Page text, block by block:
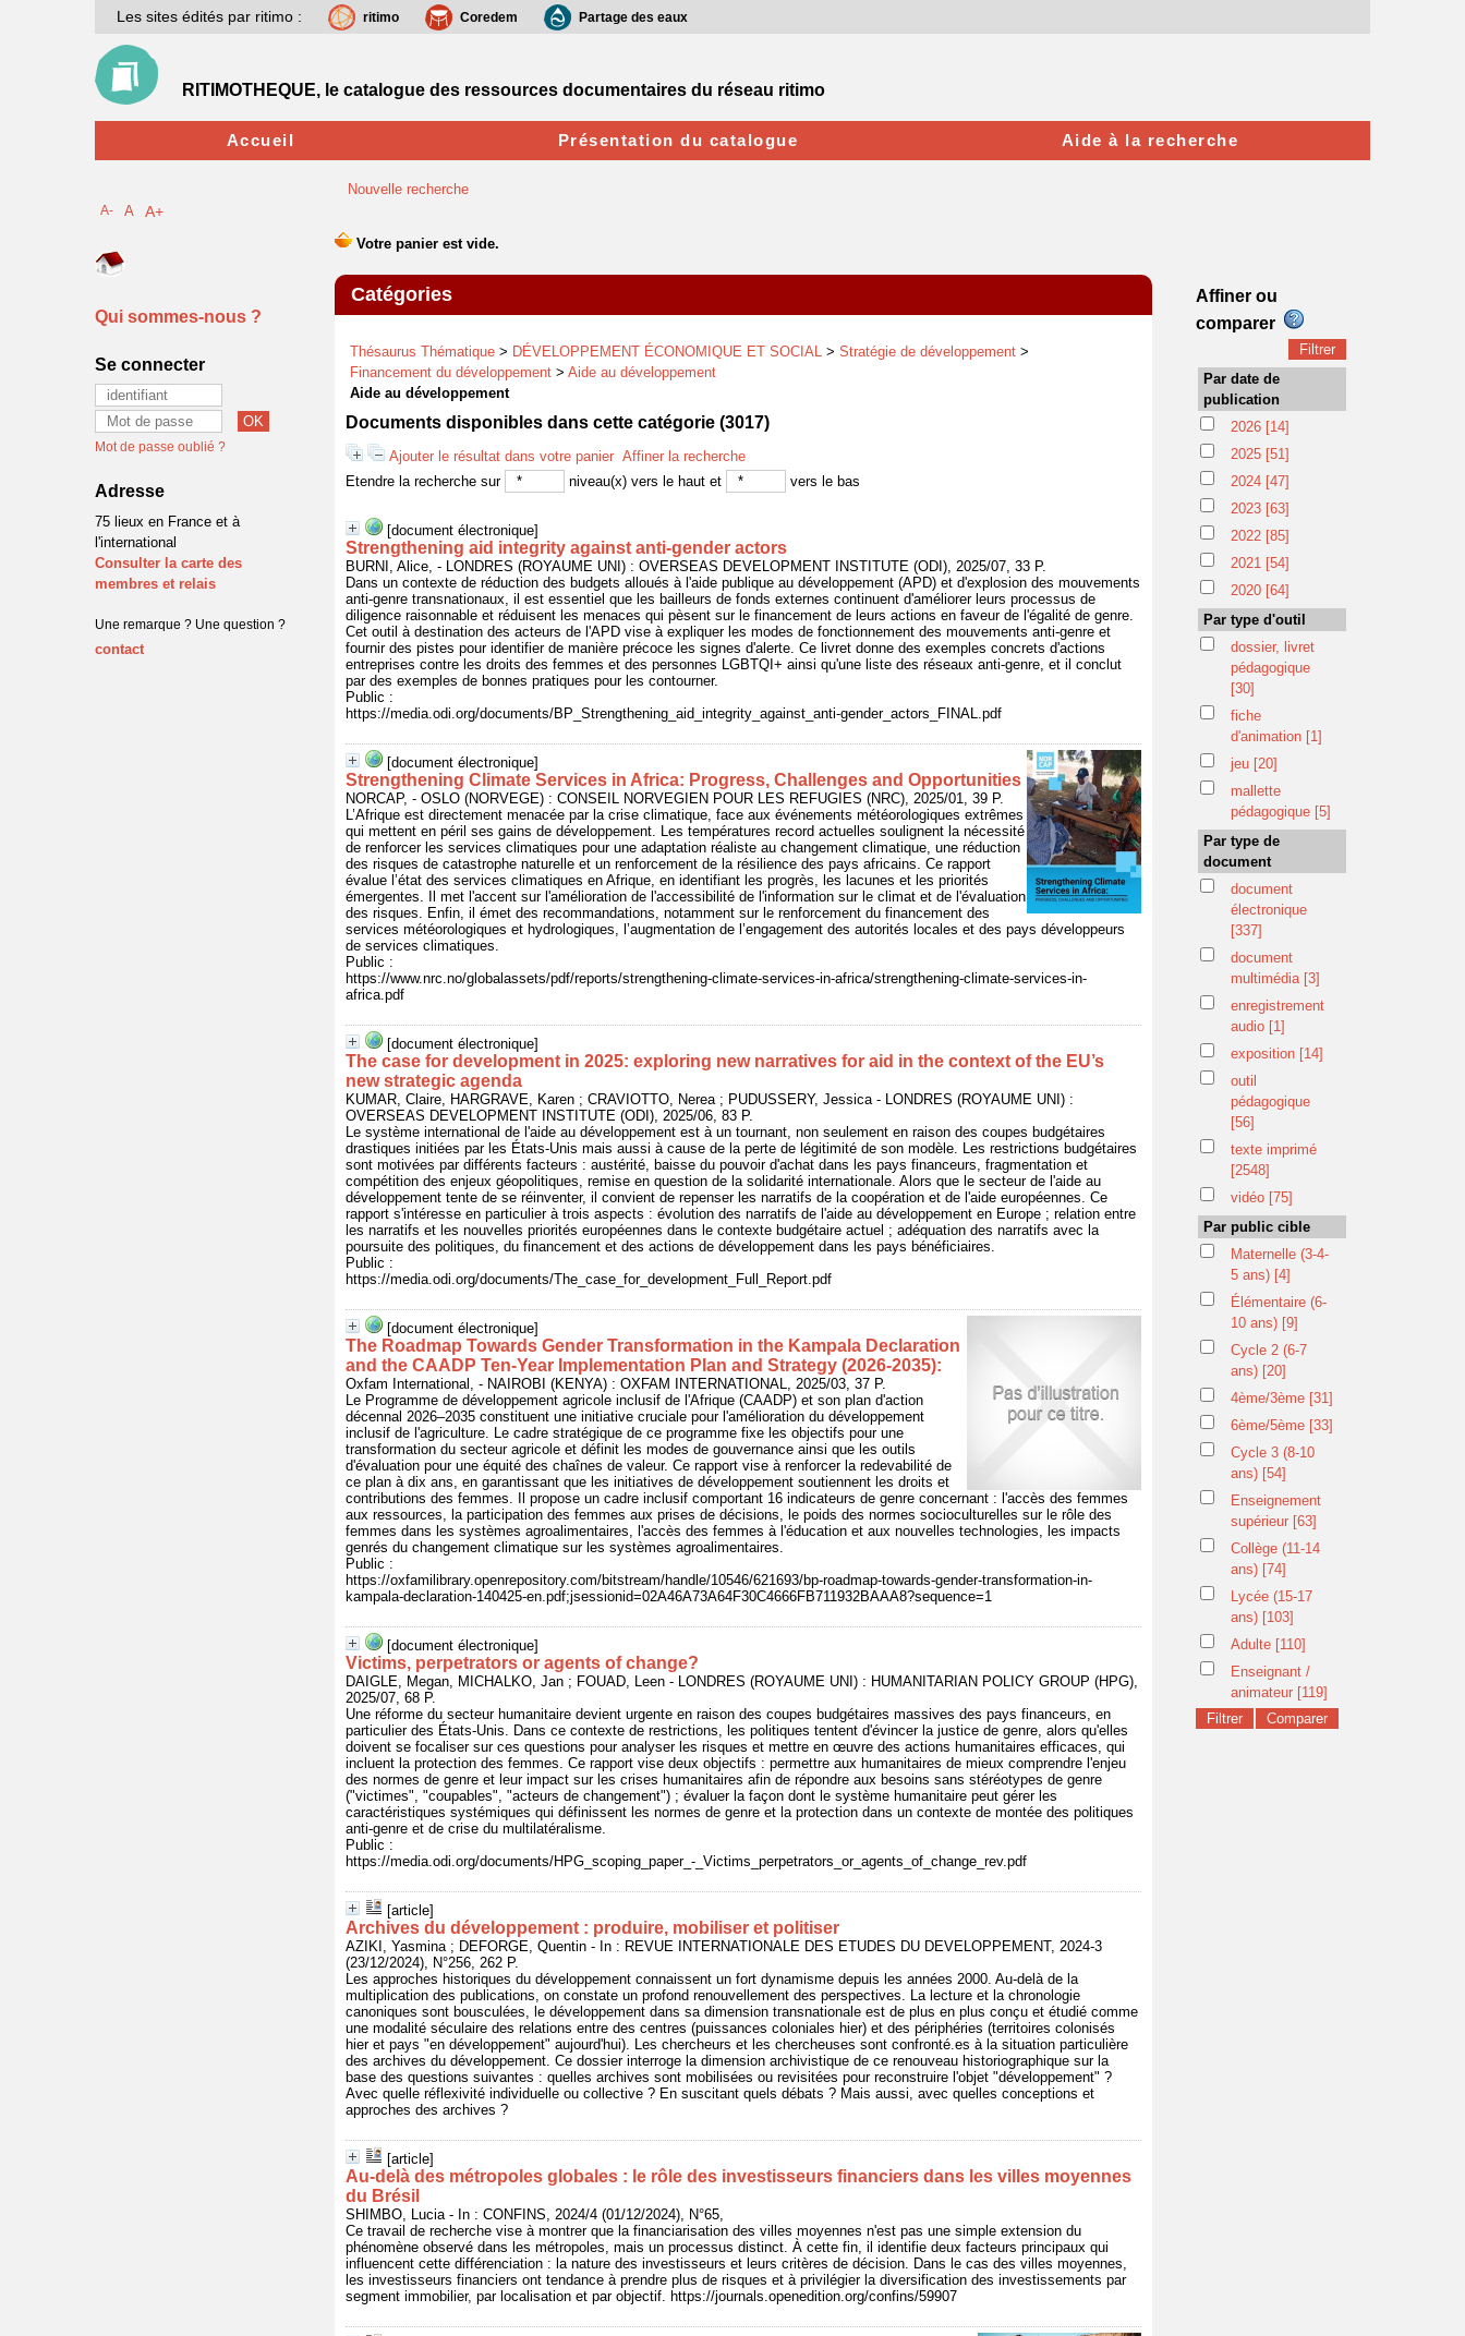
Nouvelle recherche
Catégories
Thésaurus Thématique > DÉVELOPPEMENT ÉCONOMIQUE ET SOCIAL > Stratégie de développement >
Financement du développement > Aide au développement
Aide au développement
Documents disponibles dans cette catégorie (3017)
Ajouter le résultat dans votre panier Affiner la recherche
Etendre la recherche sur
niveau(x) vers le haut et vers le bas
[document électronique]
Strengthening aid integrity against anti-gender actors
BURNI, Alice, - LONDRES (ROYAUME UNI) : OVERSEAS DEVELOPMENT INSTITUTE (ODI), 2025/07, 33 P.
Dans un contexte de réduction des budgets alloués à l'aide publique au développement (APD) et d'explosion des mouvements
anti-genre transnationaux, il est essentiel que les bailleurs de fonds externes continuent d'améliorer leurs processus de
diligence raisonnable et réduisent les menaces qui pèsent sur le financement de leurs actions en faveur de l'égalité de genre.
Cet outil à destination des acteurs de l'APD vise à expliquer les modes de fonctionnement des mouvements anti-genre et
fournir des pistes pour identifier de manière précoce les signes d'alerte. Ce livret donne des exemples concrets d'actions
entreprises contre les droits des femmes et des personnes LGBTQI+ ainsi qu'une liste des réseaux anti-genre, et il conclut
par des exemples de bonnes pratiques pour les contourner.
Public :
https://media.odi.org/documents/BP_Strengthening_aid_integrity_against_anti-gender_actors_FINAL.pdf
[document électronique]
Strengthening Climate Services in Africa: Progress, Challenges and Opportunities
NORCAP, - OSLO (NORVEGE) : CONSEIL NORVEGIEN POUR LES REFUGIES (NRC), 2025/01, 39 P.
L’Afrique est directement menacée par la crise climatique, face aux événements météorologiques extrêmes
qui mettent en péril ses gains de développement. Les températures record actuelles soulignent la nécessité
de renforcer les services climatiques pour une adaptation réaliste au changement climatique, une réduction
des risques de catastrophe naturelle et un renforcement de la résilience des pays africains. Ce rapport
évalue l’état des services climatiques en Afrique, en identifiant les progrès, les lacunes et les priorités
émergentes. Il met l'accent sur l'amélioration de l'accessibilité de l'information sur le climat et de l'évaluation
des risques. Enfin, il émet des recommandations, notamment sur le renforcement du financement des
services météorologiques et hydrologiques, l’augmentation de l’engagement des autorités locales et des pays développeurs
de services climatiques.
Public :
https://www.nrc.no/globalassets/pdf/reports/strengthening-climate-services-in-africa/strengthening-climate-services-in-
africa.pdf
[document électronique]
The case for development in 2025: exploring new narratives for aid in the context of the EU’s
new strategic agenda
KUMAR, Claire, HARGRAVE, Karen ; CRAVIOTTO, Nerea ; PUDUSSERY, Jessica - LONDRES (ROYAUME UNI) :
OVERSEAS DEVELOPMENT INSTITUTE (ODI), 2025/06, 83 P.
Le système international de l'aide au développement est à un tournant, non seulement en raison des coupes budgétaires
drastiques initiées par les États-Unis mais aussi à cause de la perte de légitimité de son modèle. Les restrictions budgétaires
sont motivées par différents facteurs : austérité, baisse du pouvoir d'achat dans les pays financeurs, fragmentation et
compétition des enjeux géopolitiques, remise en question de la solidarité internationale. Alors que le secteur de l'aide au
développement tente de se réinventer, il convient de repenser les narratifs de la coopération et de l'aide européennes. Ce
rapport s'intéresse en particulier à trois aspects : évolution des narratifs de l'aide au développement en Europe ; relation entre
les narratifs et les nouvelles priorités européennes dans le contexte budgétaire actuel ; adéquation des narratifs avec la
poursuite des politiques, du financement et des actions de développement dans les pays bénéficiaires.
Public :
https://media.odi.org/documents/The_case_for_development_Full_Report.pdf
[document électronique]
The Roadmap Towards Gender Transformation in the Kampala Declaration
and the CAADP Ten-Year Implementation Plan and Strategy (2026-2035):
Oxfam International, - NAIROBI (KENYA) : OXFAM INTERNATIONAL, 2025/03, 37 P.
Le Programme de développement agricole inclusif de l'Afrique (CAADP) et son plan d'action
décennal 2026–2035 constituent une initiative cruciale pour l'amélioration du développement
inclusif de l'agriculture. Le cadre stratégique de ce programme fixe les objectifs pour une
transformation du secteur agricole et définit les modes de gouvernance ainsi que les outils
d'évaluation pour une équité des chaînes de valeur. Ce rapport vise à renforcer la redevabilité de
ce plan à dix ans, en garantissant que les initiatives de développement soutiennent les droits et
contributions des femmes. Il propose un cadre inclusif comportant 16 indicateurs de genre concernant : l'accès des femmes
aux ressources, la participation des femmes aux prises de décisions, le poids des normes socioculturelles sur le rôle des
femmes dans les systèmes agroalimentaires, l'accès des femmes à l'éducation et aux nouvelles technologies, les impacts
genrés du changement climatique sur les systèmes agroalimentaires.
Public :
https://oxfamilibrary.openrepository.com/bitstream/handle/10546/621693/bp-roadmap-towards-gender-transformation-in-
kampala-declaration-140425-en.pdf;jsessionid=02A46A73A64F30C4666FB711932BAAA8?sequence=1
[document électronique]
Victims, perpetrators or agents of change?
DAIGLE, Megan, MICHALKO, Jan ; FOUAD, Leen - LONDRES (ROYAUME UNI) : HUMANITARIAN POLICY GROUP (HPG),
2025/07, 68 P.
Une réforme du secteur humanitaire devient urgente en raison des coupes budgétaires massives des pays financeurs, en
particulier des États-Unis. Dans ce contexte de restrictions, les politiques tentent d'évincer la justice de genre, alors qu'elles
doivent se focaliser sur ces questions pour analyser les risques et mettre en œuvre des actions humanitaires efficaces, qui
incluent la protection des femmes. Ce rapport vise deux objectifs : permettre aux humanitaires de mieux comprendre l'enjeu
des normes de genre et leur impact sur les crises humanitaires afin de répondre aux besoins sans stéréotypes de genre
("victimes", "coupables", "acteurs de changement") ; évaluer la façon dont le système humanitaire peut gérer les
caractéristiques systémiques qui définissent les normes de genre et la protection dans un contexte de montée des politiques
anti-genre et de crise du multilatéralisme.
Public :
https://media.odi.org/documents/HPG_scoping_paper_-_Victims_perpetrators_or_agents_of_change_rev.pdf
[article]
Archives du développement : produire, mobiliser et politiser
AZIKI, Yasmina ; DEFORGE, Quentin - In : REVUE INTERNATIONALE DES ETUDES DU DEVELOPPEMENT, 2024-3
(23/12/2024), N°256, 262 P.
Les approches historiques du développement connaissent un fort dynamisme depuis les années 2000. Au-delà de la
multiplication des publications, on constate un profond renouvellement des perspectives. La lecture et la chronologie
canoniques sont bousculées, le développement dans sa dimension transnationale est de plus en plus conçu et étudié comme
une modalité séculaire des relations entre des centres (puissances coloniales hier) et des périphéries (territoires colonisés
hier et pays "en développement" aujourd'hui). Les chercheurs et les chercheuses sont confronté.es à la situation particulière
des archives du développement. Ce dossier interroge la dimension archivistique de ce renouveau historiographique sur la
base des questions suivantes : quelles archives sont mobilisées ou revisitées pour reconstruire l'objet "développement" ?
Avec quelle réflexivité individuelle ou collective ? En suscitant quels débats ? Mais aussi, avec quelles conceptions et
approches des archives ?
[article]
Au-delà des métropoles globales : le rôle des investisseurs financiers dans les villes moyennes
du Brésil
SHIMBO, Lucia - In : CONFINS, 2024/4 (01/12/2024), N°65,
Ce travail de recherche vise à montrer que la financiarisation des villes moyennes n'est pas une simple extension du
phénomène observé dans les métropoles, mais un processus distinct. À cette fin, il identifie deux facteurs principaux qui
influencent cette différenciation : la nature des investisseurs et leurs critères de décision. Dans le cas des villes moyennes,
les investisseurs financiers ont tendance à prendre plus de risques et à privilégier la diversification des investissements par
segment immobilier, par localisation et par objectif. https://journals.openedition.org/confins/59907
Les sites édités par ritimo : ritimo Coredem Partage des eaux
RITIMOTHEQUE, le catalogue des ressources documentaires du réseau ritimo
Accueil Présentation du catalogue Aide à la recherche
A- A A+
Qui sommes-nous ?
Se connecter
Mot de passe oublié ?
Adresse
75 lieux en France et à
l'international
Consulter la carte des
membres et relais
Une remarque ? Une question ?
contact
Affiner ou
comparer
Par date de
publication
2026 [14]
2025 [51]
2024 [47]
2023 [63]
2022 [85]
2021 [54]
2020 [64]
Par type d'outil
dossier, livret
pédagogique
[30]
fiche
d'animation [1]
jeu [20]
mallette
pédagogique [5]
Par type de
document
document
électronique
[337]
document
multimédia [3]
enregistrement
audio [1]
exposition [14]
outil
pédagogique
[56]
texte imprimé
[2548]
vidéo [75]
Par public cible
Maternelle (3-4-
5 ans) [4]
Élémentaire (6-
10 ans) [9]
Cycle 2 (6-7
ans) [20]
4ème/3ème [31]
6ème/5ème [33]
Cycle 3 (8-10
ans) [54]
Enseignement
supérieur [63]
Collège (11-14
ans) [74]
Lycée (15-17
ans) [103]
Adulte [110]
Enseignant /
animateur [119]